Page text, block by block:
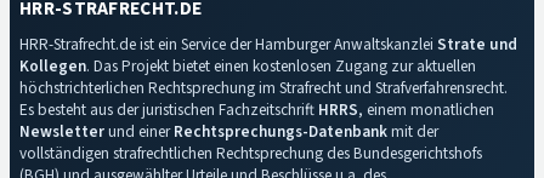
HRR-STRAFRECHT.DE
HRR-Strafrecht.de ist ein Service der Hamburger Anwaltskanzlei Strate und
Kollegen. Das Projekt bietet einen kostenlosen Zugang zur aktuellen
höchstrichterlichen Rechtsprechung im Strafrecht und Strafverfahrensrecht.
Es besteht aus der juristischen Fachzeitschrift HRRS, einem monatlichen
Newsletterund einerRechtsprechungs-Datenbankmit der
vollständigen strafrechtlichen Rechtsprechung des Bundesgerichtshofs